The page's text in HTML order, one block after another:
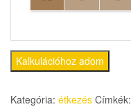
Kalkulációhoz adom
Kategória: étkezés Címkék: